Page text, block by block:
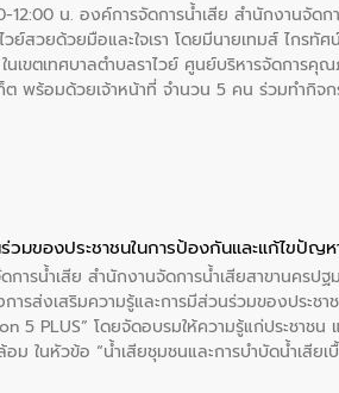
น. องค์การจัดการน้ำเสีย สำนักงานจัด
วย์สวยด้วยมือและใจเรา โดยมีนายเทมส์ ไกร
นเขตเทศบาลตำบลราไวย์ ศูนย์บริหารจัดการ
ต พร้อมด้วยเจ้าหน้าที่ จำนวน 5 คน ร่วมทำกิ
ย์ อำเภอเมือง จังหวัดภูเก็ต
วมของประชาชนในการป้องกันและแก้ไขปัญ
รน้ำเสีย สำนักงานจัดการน้ำเสียสาขานครป
รส่งเสริมความรู้และการมีส่วนร่วมของประช
5 PLUS” โดยจัดอบรมให้ความรู้แก่ประชาชน
ม ในหัวข้อ “น้ำเสียชุมชนและการบำบัดน้ำเสีย
จากแหล่งกำเนิด การบำบัดน้ำเสียเบื้องต้นใน